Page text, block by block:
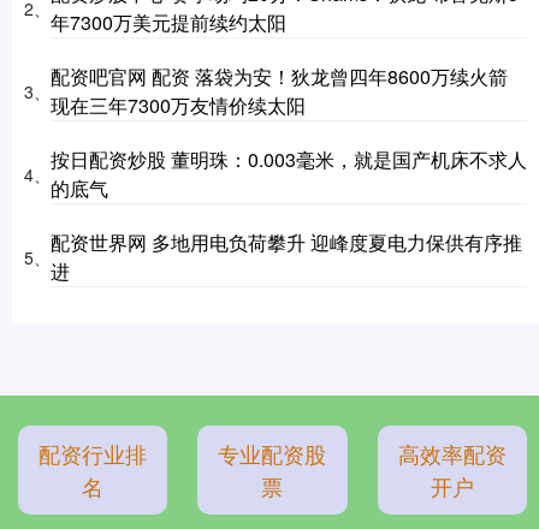
2、 年7300万美元提前续约太阳
3、
配资吧官网 配资 落袋为安！狄龙曾四年8600万续火箭
现在三年7300万友情价续太阳
4、
按日配资炒股 董明珠：0.003毫米，就是国产机床不求人
的底气
5、
配资世界网 多地用电负荷攀升 迎峰度夏电力保供有序推
进
配资行业排
名
专业配资股
票
高效率配资
开户